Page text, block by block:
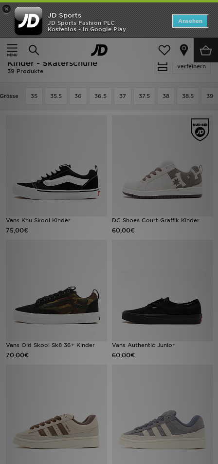
×
JD Sports
JD Sports Fashion PLC
Kostenlos - In Google Play
Ansehen
Startseite
Kinder
Schuhe Jugendliche (Gr. 36-38.5)
verfeinern
Kinder - Skaterschuhe
39 Produkte
Grӧsse 35 35.5 36 36.5 37 37.5 38 38.5 39
Vans Knu Skool Kinder
75,00€
DC Shoes Court Graffik Kinder
60,00€
Vans Old Skool Sk8 36+ Kinder
70,00€
Vans Authentic Junior
60,00€
Startseite
ANGEBOTE
Marken
JD Exklusives
Fußball
Filialfinder
Meine Nachrichten
Trending Styles